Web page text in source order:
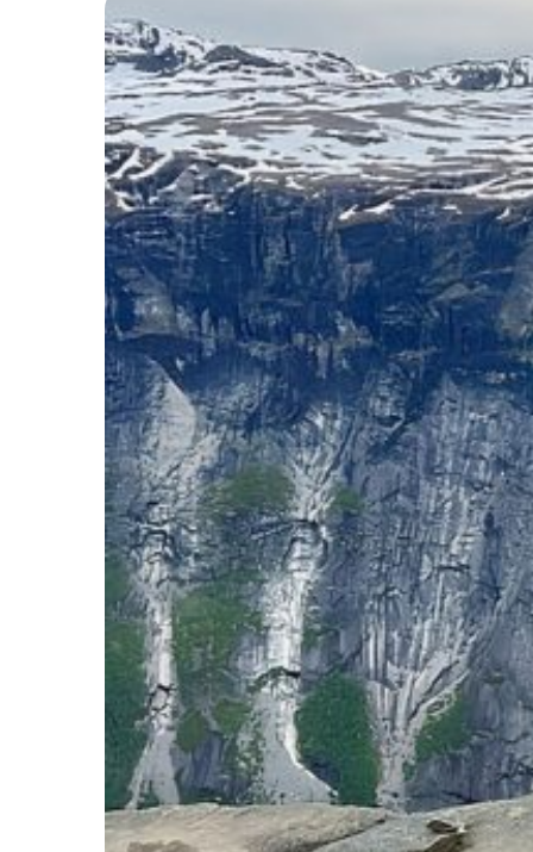
sozialer
Strahlkraft:
Das
Kloster
Tororo
in
Uganda